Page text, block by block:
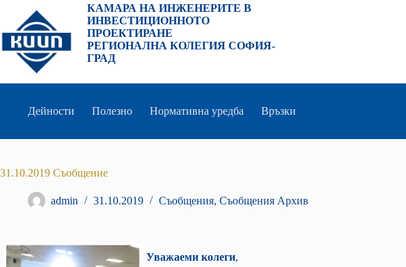
съдържанието
КАМАРА НА ИНЖЕНЕРИТЕ В
ИНВЕСТИЦИОННОТО
ПРОЕКТИРАНЕ
РЕГИОНАЛНА КОЛЕГИЯ СОФИЯ-
ГРАД
Дейности Полезно Нормативна уредба Връзки
31.10.2019 Съобщение
admin 31.10.2019 Съобщения, Съобщения Архив
Уважаеми колеги,